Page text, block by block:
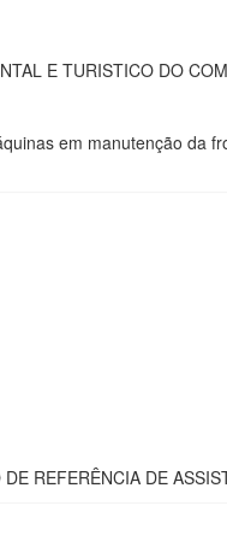
E TURISTICO DO
em manutenção da
REFERÊNCIA DE